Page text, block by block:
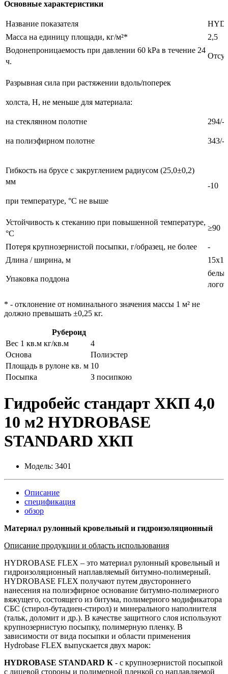
Основные характеристики
Название показателя
Масса на единицу площади, кг/м²*
2,5
Водонепроницаемость при давлении 60 kPa в течение 24
ч.
Разрывная сила при растяжении вдоль/поперек
холста, Н, не меньше для материала:
на стеклянном полотне
на полиэфирном полотне
294/-
343/-
Гибкость на брусе с закруглением радиусом (25,0±0,2)
мм
при температуре, °С не выше
-10
Устойчивость к стеканию при повышенной температуре,
°С
≥90
Потеря крупнозернистой посыпки, г/образец, не более
-
Длина / ширина, м
15х1
Упаковка поддона
* - отклонение от номинального значения массы 1 м² не
должно превышать ±0,25 кг.
Рубероид
Вес 1 кв.м кг/кв.м
4
Основа
Полиэстер
Площадь в рулоне кв. м 10
Посыпка
З посипкою
Гидробейс стандарт ХКП 4,0
10 м2 HYDROBASE
STANDARD ХКП
Модель: 3401
Описание
спецификация
обзор
Материал рулонный кровельный и гидроизоляционный
Описание продукции и область использования
HYDROBASE FLEX – это материал рулонный кровельный и
гидроизоляционный наплавляемый битумно-полимерный.
HYDROBASE FLEX получают путем двустороннего
нанесения на полиэфирное основание битумно-полимерного
вяжущего, состоящего из битума, полимерного модификатора
СБС (стирол-бутадиен-стирол) и минерального наполнителя
(тальк, доломит и др.). В качестве защитного слоя используют
крупнозернистую посыпку, полимерную пленку. В
зависимости от вида посыпки и области применения
Hydrobase FLEX выпускается двух марок:
HYDROBASE STANDARD К - с крупнозернистой посыпкой
с лицевой стороны и полимерной пленкой со наплавляемой